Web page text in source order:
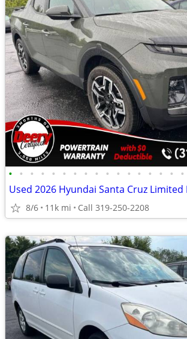
• • • • • • • • • • • • • • • • •
8/6 11k mi Call 319-250-2208